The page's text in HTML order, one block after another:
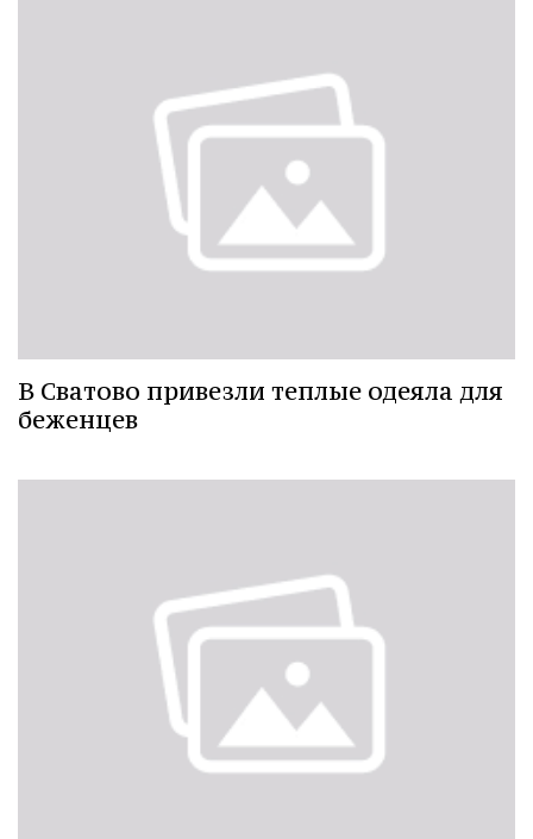
В Сватово привезли теплые одеяла для
беженцев